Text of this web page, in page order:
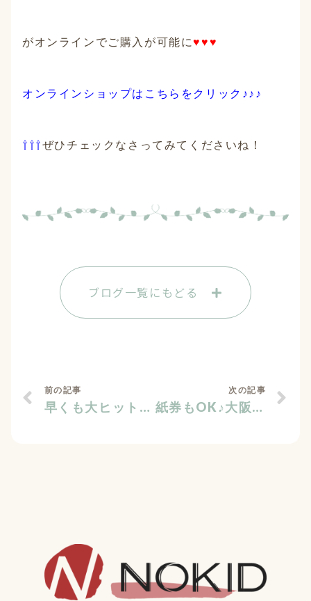
がオンラインでご購入が可能に♥♥♥
オンラインショップはこちらをクリック♪♪♪
⇧⇧⇧ぜひチェックなさってみてくださいね！
ブログ一覧にもどる
前の記事
早くも大ヒット！ふわっふわファーベスト♪
次の記事
紙券もOK♪大阪市プレミアム付商品券でお買物♪♪